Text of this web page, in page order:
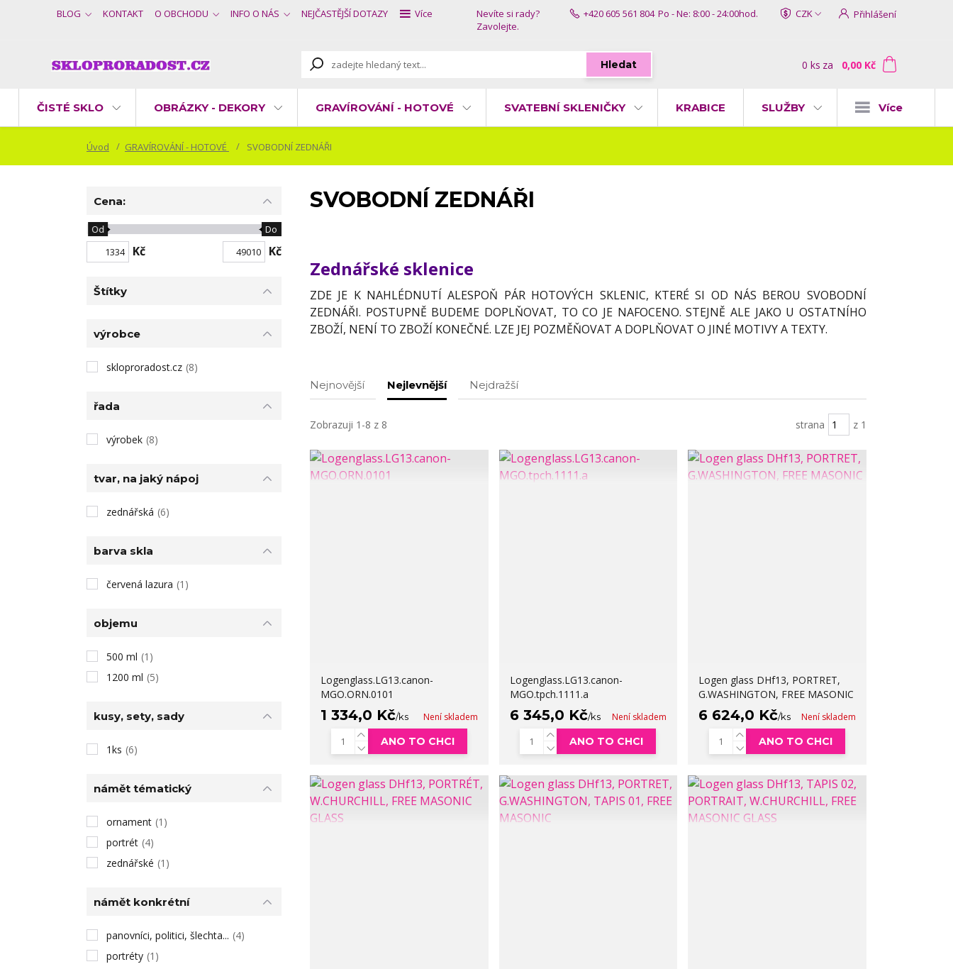
BLOG KONTAKT O OBCHODU INFO O NÁS NEJČASTĚJŠÍ DOTAZY Více CZK Přihlášení
Hledat
Nevíte si rady?
Zavolejte.
+420 605 561 804 Po - Ne: 8:00 - 24:00hod.
0 ks za 0,00 Kč
ČISTÉ SKLO OBRÁZKY - DEKORY GRAVÍROVÁNÍ - HOTOVÉ SVATEBNÍ SKLENIČKY KRABICE SLUŽBY Více
Úvod GRAVÍROVÁNÍ - HOTOVÉ SVOBODNÍ ZEDNÁŘI
SVOBODNÍ ZEDNÁŘI
Zednářské sklenice
ZDE JE K NAHLÉDNUTÍ ALESPOŇ PÁR HOTOVÝCH SKLENIC, KTERÉ SI OD NÁS BEROU SVOBODNÍ
ZEDNÁŘI. POSTUPNĚ BUDEME DOPLŇOVAT, TO CO JE NAFOCENO. STEJNĚ ALE JAKO U OSTATNÍHO
ZBOŽÍ, NENÍ TO ZBOŽÍ KONEČNÉ. LZE JEJ POZMĚŇOVAT A DOPLŇOVAT O JINÉ MOTIVY A TEXTY.
Nejnovější Nejlevnější Nejdražší
Zobrazuji 1-8 z 8 strana z 1
Logenglass.LG13.canon-
MGO.ORN.0101
1 334,0 Kč/ks Není skladem
ANO TO CHCI
Logenglass.LG13.canon-
MGO.tpch.1111.a
6 345,0 Kč/ks Není skladem
ANO TO CHCI
Logen glass DHf13, PORTRET,
G.WASHINGTON, FREE MASONIC
6 624,0 Kč/ks Není skladem
ANO TO CHCI
Cena:
Kč
Od Do
Kč
Štítky
výrobce
skloproradost.cz (8)
řada
výrobek (8)
tvar, na jaký nápoj
zednářská (6)
barva skla
červená lazura (1)
objemu
500 ml (1)
1200 ml (5)
kusy, sety, sady
1ks (6)
námět tématický
ornament (1)
portrét (4)
zednářské (1)
námět konkrétní
panovníci, politici, šlechta... (4)
portréty (1)